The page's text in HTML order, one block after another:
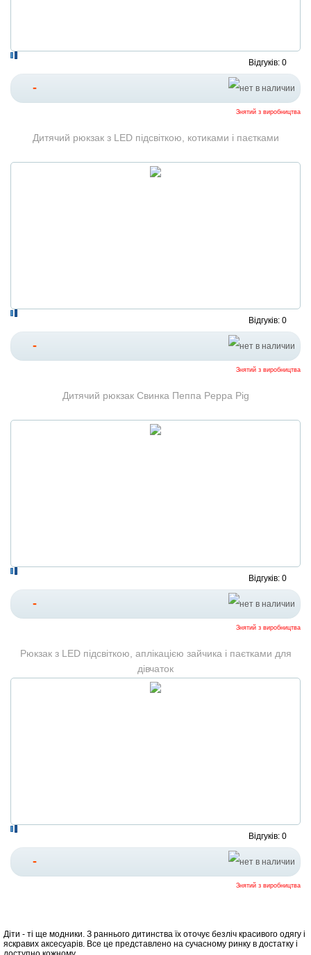
Відгуків: 0
-
Знятий з виробництва
Дитячий рюкзак з LED підсвіткою, котиками і паєтками
Відгуків: 0
-
Знятий з виробництва
Дитячий рюкзак Свинка Пеппа Peppa Pig
Відгуків: 0
-
Знятий з виробництва
Рюкзак з LED підсвіткою, аплікацією зайчика і паєтками для
дівчаток
Відгуків: 0
-
Знятий з виробництва
Діти - ті ще модники. З раннього дитинства їх оточує безліч красивого одягу і
яскравих аксесуарів. Все це представлено на сучасному ринку в достатку і